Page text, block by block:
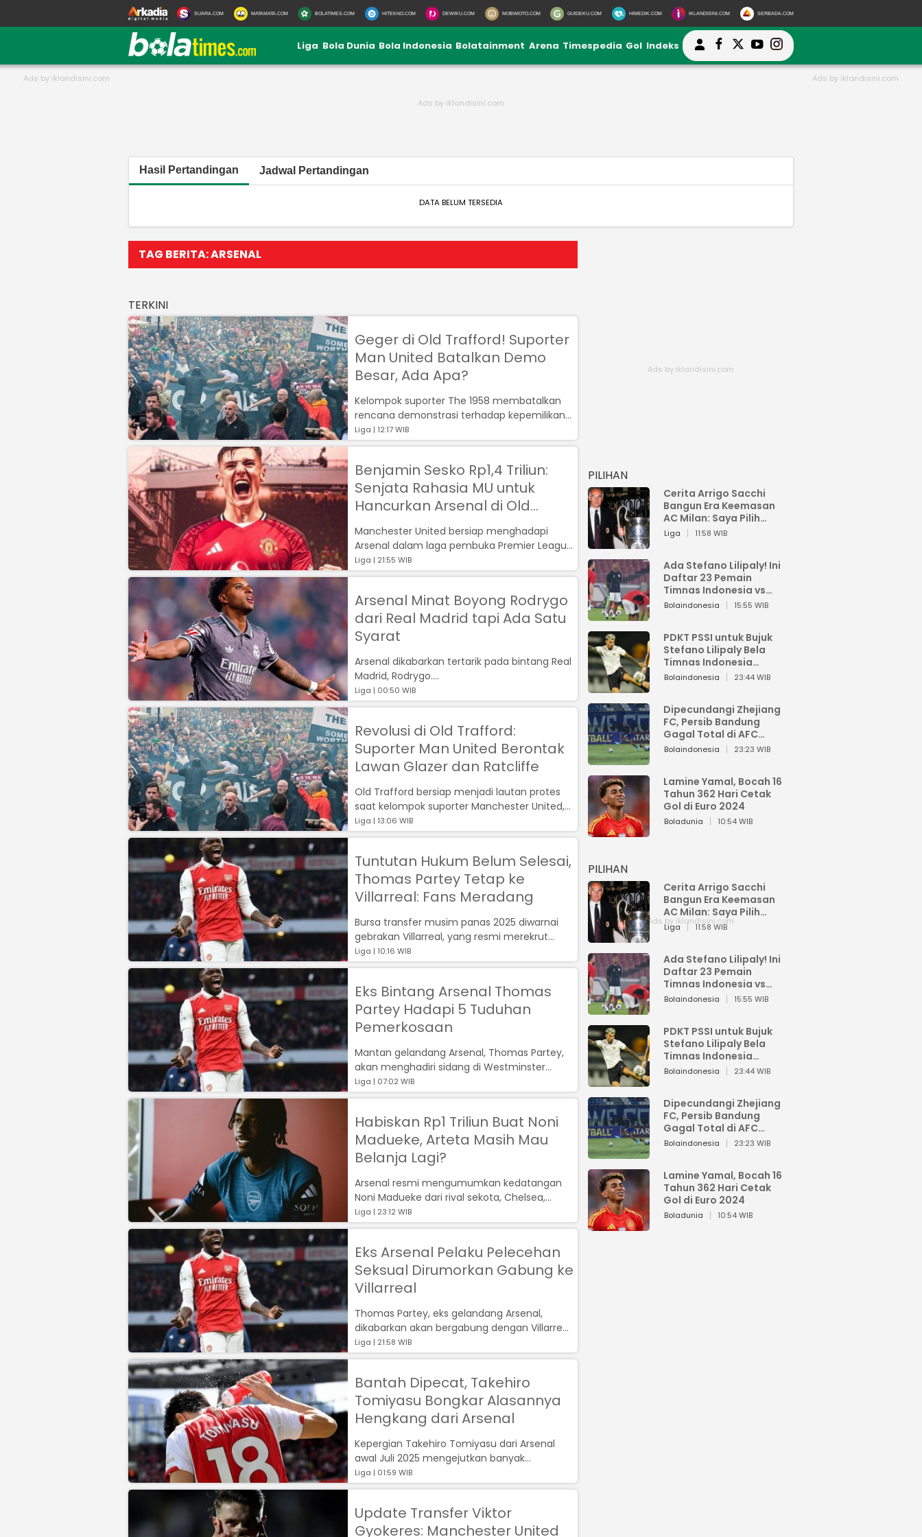
SUARA.COM MATAMATA.COM BOLATIMES.COM HITEKNO.COM DEWIKU.COM MOBIMOTO.COM GUIDEKU.COM HIMEDIK.COM IKLANDISINI.COM SERBADA.COM
Liga Bola Dunia Bola Indonesia Bolatainment Arena Timespedia Gol Indeks
Hasil Pertandingan Jadwal Pertandingan
DATA BELUM TERSEDIA
TAG BERITA: ARSENAL
TERKINI
Geger di Old Trafford! Suporter
Man United Batalkan Demo
Besar, Ada Apa?
Kelompok suporter The 1958 membatalkan
rencana demonstrasi terhadap kepemilikan
klub...
Liga | 12:17 WIB
Benjamin Sesko Rp1,4 Triliun:
Senjata Rahasia MU untuk
Hancurkan Arsenal di Old
Trafford?
Manchester United bersiap menghadapi
Arsenal dalam laga pembuka Premier League
2025-2026 di Old Trafford, Minggu depan (...
Liga | 21:55 WIB
Arsenal Minat Boyong Rodrygo
dari Real Madrid tapi Ada Satu
Syarat
Arsenal dikabarkan tertarik pada bintang Real
Madrid, Rodrygo....
Liga | 00:50 WIB
Revolusi di Old Trafford:
Suporter Man United Berontak
Lawan Glazer dan Ratcliffe
Old Trafford bersiap menjadi lautan protes
saat kelompok suporter Manchester United,
The 1958...
Liga | 13:06 WIB
Tuntutan Hukum Belum Selesai,
Thomas Partey Tetap ke
Villarreal: Fans Meradang
Bursa transfer musim panas 2025 diwarnai
gebrakan Villarreal, yang resmi merekrut
mantan gelandang Arsenal dan Atletico ...
Liga | 10:16 WIB
Eks Bintang Arsenal Thomas
Partey Hadapi 5 Tuduhan
Pemerkosaan
Mantan gelandang Arsenal, Thomas Partey,
akan menghadiri sidang di Westminster
Magistrates Court pada Selasa (5/8/2025) ...
Liga | 07:02 WIB
Habiskan Rp1 Triliun Buat Noni
Madueke, Arteta Masih Mau
Belanja Lagi?
Arsenal resmi mengumumkan kedatangan
Noni Madueke dari rival sekota, Chelsea,...
Liga | 23:12 WIB
Eks Arsenal Pelaku Pelecehan
Seksual Dirumorkan Gabung ke
Villarreal
Thomas Partey, eks gelandang Arsenal,
dikabarkan akan bergabung dengan Villarreal
dengan status bebas transfer....
Liga | 21:58 WIB
Bantah Dipecat, Takehiro
Tomiyasu Bongkar Alasannya
Hengkang dari Arsenal
Kepergian Takehiro Tomiyasu dari Arsenal
awal Juli 2025 mengejutkan banyak
pihaktermasuk para pemain di ruang ganti
The ...
Liga | 01:59 WIB
Update Transfer Viktor
Gyokeres: Manchester United
PILIHAN
Cerita Arrigo Sacchi
Bangun Era Keemasan
AC Milan: Saya Pilih
Pemain dari Isi Otaknya
Liga 11:58 WIB
Ada Stefano Lilipaly! Ini
Daftar 23 Pemain
Timnas Indonesia vs
China
Bolaindonesia 15:55 WIB
PDKT PSSI untuk Bujuk
Stefano Lilipaly Bela
Timnas Indonesia
Berakhir Berantakan
Bolaindonesia 23:44 WIB
Dipecundangi Zhejiang
FC, Persib Bandung
Gagal Total di AFC
Champions League Two
Bolaindonesia 23:23 WIB
Lamine Yamal, Bocah 16
Tahun 362 Hari Cetak
Gol di Euro 2024
Boladunia 10:54 WIB
PILIHAN
Cerita Arrigo Sacchi
Bangun Era Keemasan
AC Milan: Saya Pilih
Pemain dari Isi Otaknya
Liga 11:58 WIB
Ada Stefano Lilipaly! Ini
Daftar 23 Pemain
Timnas Indonesia vs
China
Bolaindonesia 15:55 WIB
PDKT PSSI untuk Bujuk
Stefano Lilipaly Bela
Timnas Indonesia
Berakhir Berantakan
Bolaindonesia 23:44 WIB
Dipecundangi Zhejiang
FC, Persib Bandung
Gagal Total di AFC
Champions League Two
Bolaindonesia 23:23 WIB
Lamine Yamal, Bocah 16
Tahun 362 Hari Cetak
Gol di Euro 2024
Boladunia 10:54 WIB